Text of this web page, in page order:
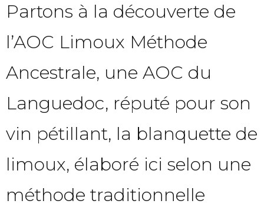
Partons à la découverte de
l’AOC Limoux Méthode
Ancestrale, une AOC du
Languedoc, réputé pour son
vin pétillant, la blanquette de
limoux, élaboré ici selon une
méthode traditionnelle